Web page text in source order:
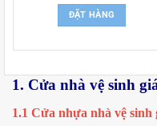
ĐẶT HÀNG
1. Cửa nhà vệ sinh
1.1 Cửa nhựa nhà vệ sinh